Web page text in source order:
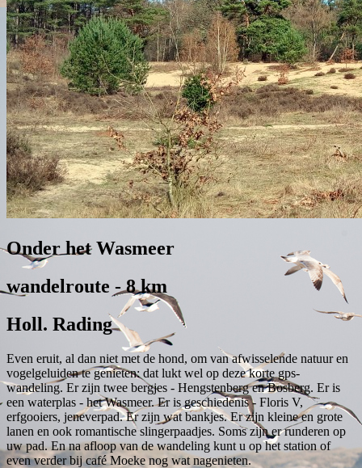
Onder het Wasmeer
wandelroute - 8 km
Holl. Rading
Even eruit, al dan niet met de hond, om van afwisselende natuur en
vogelgeluiden te genieten: dat lukt wel op deze korte gps-
wandeling. Er zijn twee bergjes - Hengstenberg en Bosberg. Er is
een waterplas - het Wasmeer. Er is geschiedenis - Floris V,
erfgooiers, jeneverpad. Er zijn wat bankjes. Er zijn kleine en grote
lanen en ook romantische slingerpaadjes. Soms zijn er runderen op
uw pad. En na afloop van de wandeling kunt u op het station of
even verder bij café Moeke nog wat nagenieten.